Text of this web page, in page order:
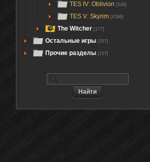
TES IV: Oblivion [549]
TES V: Skyrim [4386]
The Witcher [177]
Остальные игры [357]
Прочие разделы [167]